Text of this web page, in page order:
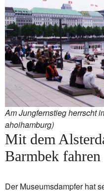
Am Jungfernstieg herrscht
ahoihamburg)
Mit dem
Barmbek fahren
Der Museumsdampfer hat